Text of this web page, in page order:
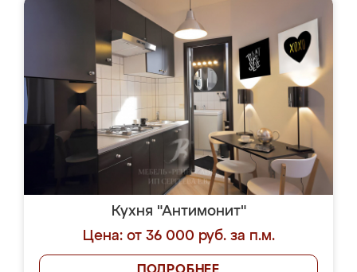
Кухня "Антимонит"
Цена: от 36 000 руб. за п.м.